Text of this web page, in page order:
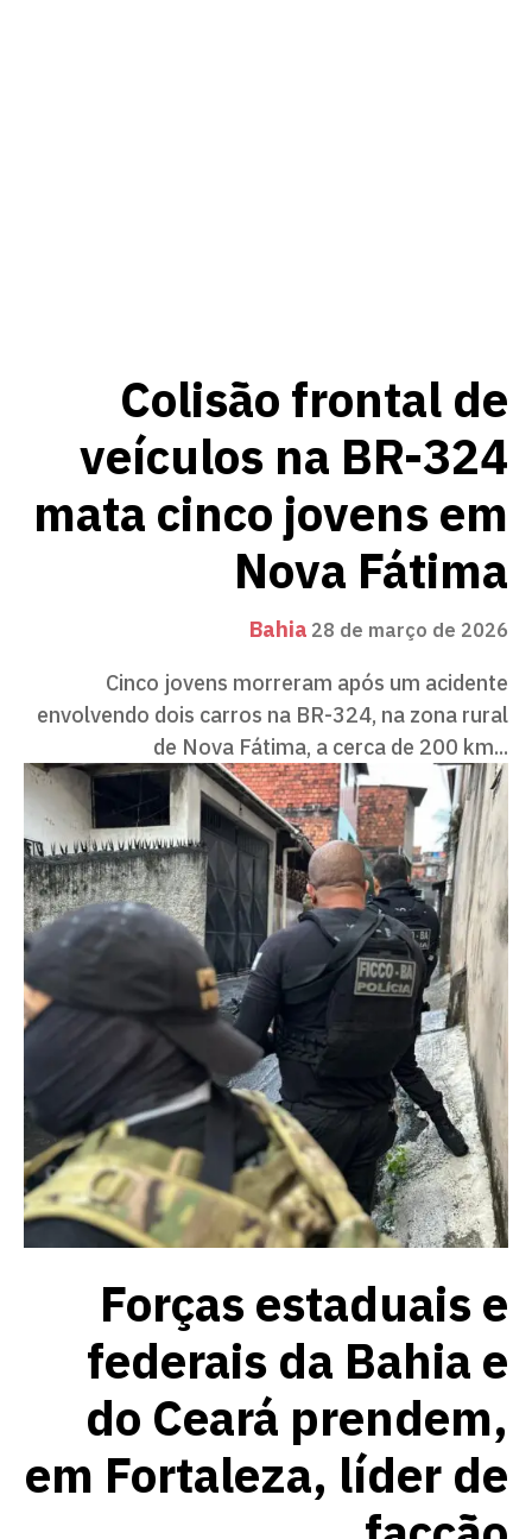
Colisão frontal de
veículos na BR-324
mata cinco jovens em
Nova Fátima
Bahia 28 de março de 2026
Cinco jovens morreram após um acidente
envolvendo dois carros na BR-324, na zona rural
de Nova Fátima, a cerca de 200 km...
Forças estaduais e
federais da Bahia e
do Ceará prendem,
em Fortaleza, líder de